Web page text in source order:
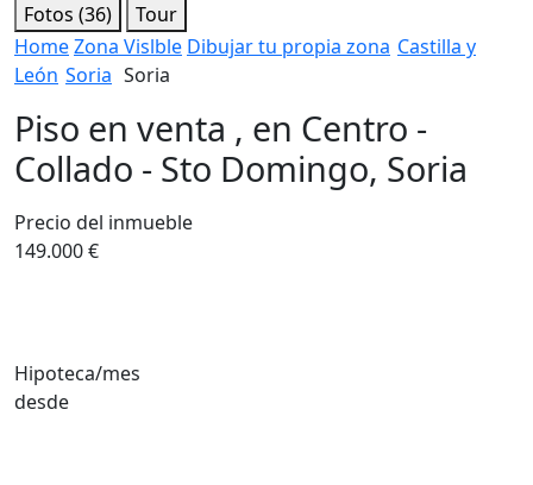
Fotos (36)
Tour
HomeZona Vislble Dibujar tu propia zona Castilla y
León Soria Soria
Piso en venta , en Centro -
Collado - Sto Domingo, Soria
Precio del inmueble
149.000 €
Hipoteca/mes
desde